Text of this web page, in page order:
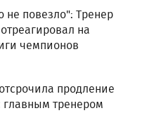
не повезло": Тренер
на
чемпионов
продление
главным тренером